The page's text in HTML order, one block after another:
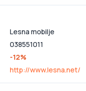
Lesna mobilje
038551011
-12%
http://www.lesna.net/